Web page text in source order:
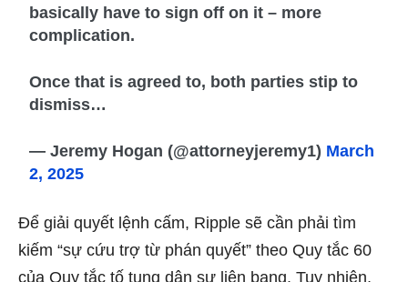
basically have to sign off on it – more
complication.
Once that is agreed to, both parties stip to
dismiss…
— Jeremy Hogan (@attorneyjeremy1) March
2, 2025
Để giải quyết lệnh cấm, Ripple sẽ cần phải tìm
kiếm “sự cứu trợ từ phán quyết” theo Quy tắc 60
của Quy tắc tố tụng dân sự liên bang. Tuy nhiên,